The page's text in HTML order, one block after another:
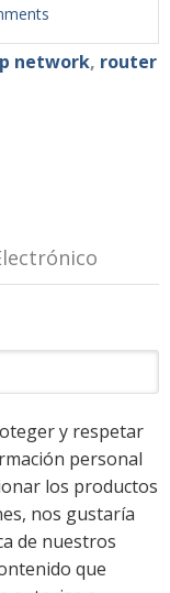
network, router
y respetar
personal
los productos
nos gustaría
de nuestros
que